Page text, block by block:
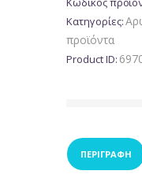
Κατηγορίες:
προϊόντα
Product ID:
ΠΕΡΙΓΡΑΦΉ